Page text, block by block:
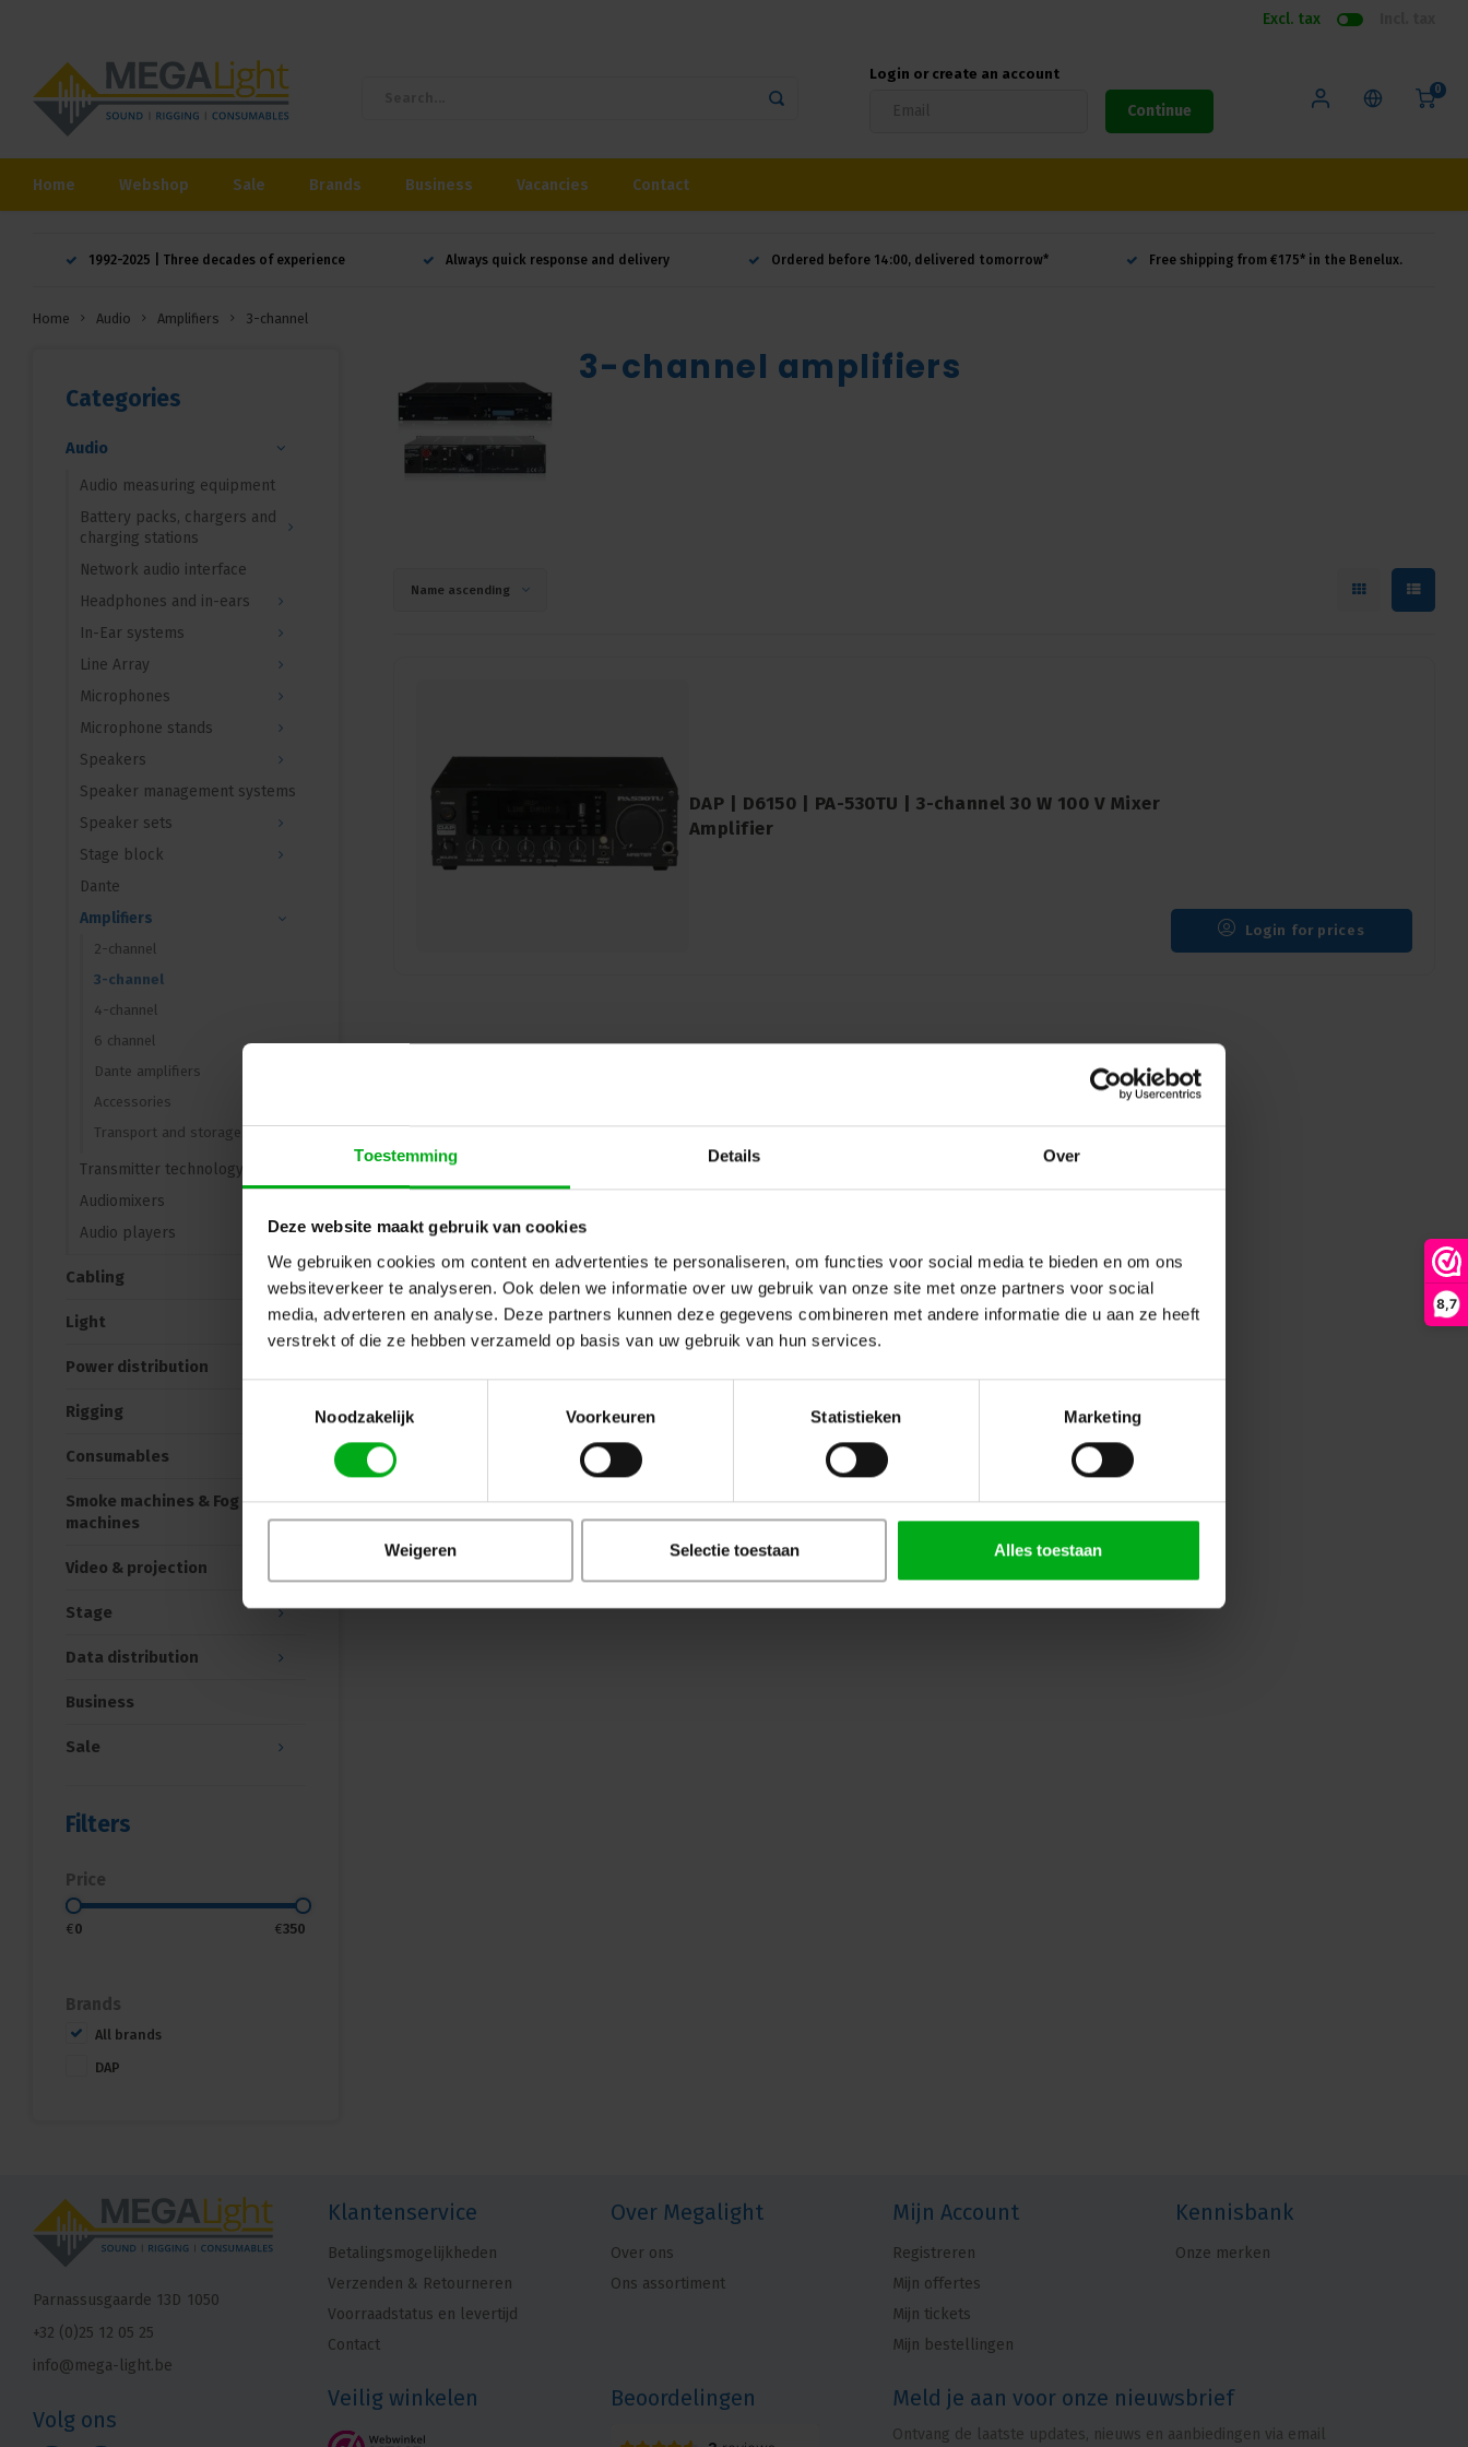
Toestemming Details Over
Deze website maakt gebruik van cookies
We gebruiken cookies om content en advertenties te personaliseren, om functies voor social media te bieden en om ons
websiteverkeer te analyseren. Ook delen we informatie over uw gebruik van onze site met onze partners voor social
media, adverteren en analyse. Deze partners kunnen deze gegevens combineren met andere informatie die u aan ze heeft
verstrekt of die ze hebben verzameld op basis van uw gebruik van hun services.
Noodzakelijk
Voorkeuren Statistieken Marketing
Weigeren Selectie toestaan Alles toestaan
8,7
Excl. tax
Login or create an account
Continue
0
Home Webshop Sale Brands Business Vacancies Contact
1992-2025 | Three decades of experience Always quick response and delivery Ordered before 14:00, delivered tomorrow* Free shipping from €175* in the Benelux.
Home Audio Amplifiers 3-channel
Categories
Audio
Audio measuring equipment
Battery packs, chargers and
charging stations
Network audio interface
Headphones and in-ears
In-Ear systems
Line Array
Microphones
Microphone stands
Speakers
Speaker management systems
Speaker sets
Stage block
Dante
Amplifiers
2-channel
3-channel
4-channel
6 channel
Dante amplifiers
Accessories
Transport and storage
Transmitter technology
Audiomixers
Audio players
Cabling
Light
Power distribution
Rigging
Consumables
Smoke machines & Fog
machines
Video & projection
Stage
Data distribution
Business
Sale
Filters
Price
€0 €350
Brands
All brands
DAP
3-channel amplifiers
Name ascending
DAP | D6150 | PA-530TU | 3-channel 30 W 100 V Mixer
Amplifier
Login for prices
Parnassusgaarde 13D 1050
+32 (0)25 12 05 25
info@mega-light.be
Volg ons
Klantenservice
Betalingsmogelijkheden
Verzenden & Retourneren
Voorraadstatus en levertijd
Contact
Over Megalight
Over ons
Ons assortiment
Mijn Account
Registreren
Mijn offertes
Mijn tickets
Mijn bestellingen
Kennisbank
Onze merken
Veilig winkelen Beoordelingen Meld je aan voor onze nieuwsbrief
Ontvang de laatste updates, nieuws en aanbiedingen via email